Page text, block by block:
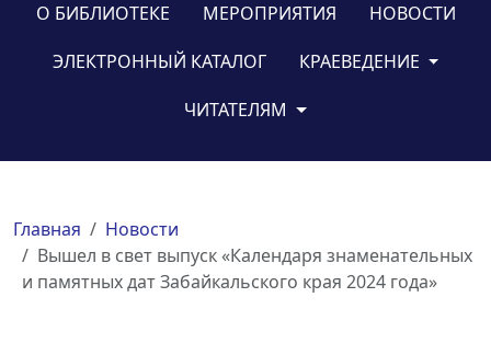
О БИБЛИОТЕКЕ МЕРОПРИЯТИЯ
НОВОСТИ
ЭЛЕКТРОННЫЙ КАТАЛОГ
КРАЕВЕДЕНИЕ
ЧИТАТЕЛЯМ
Главная
Новости
Вышел в свет выпуск «Календаря знаменательных
и памятных дат Забайкальского края 2024 года»